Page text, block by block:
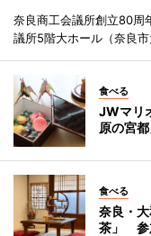
奈良商工会議所創立80周
議所5階大ホール（奈良市
食べる
JWマリ
原の宮
食べる
奈良・
茶」 参